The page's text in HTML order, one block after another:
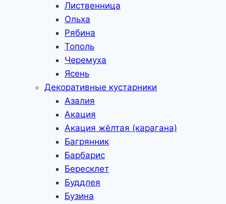
Лиственница
Ольха
Рябина
Тополь
Черемуха
Ясень
Декоративные кустарники
Азалия
Акация
Акация жёлтая (карагана)
Багрянник
Барбарис
Бересклет
Буддлея
Бузина